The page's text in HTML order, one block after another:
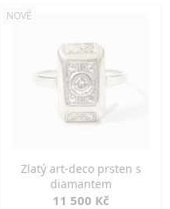
NOVÉ
Zlatý art-deco prsten s
diamantem
11 500 Kč